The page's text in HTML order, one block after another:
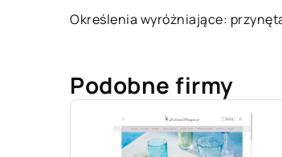
Określenia wyróżniające:
Podobne firmy